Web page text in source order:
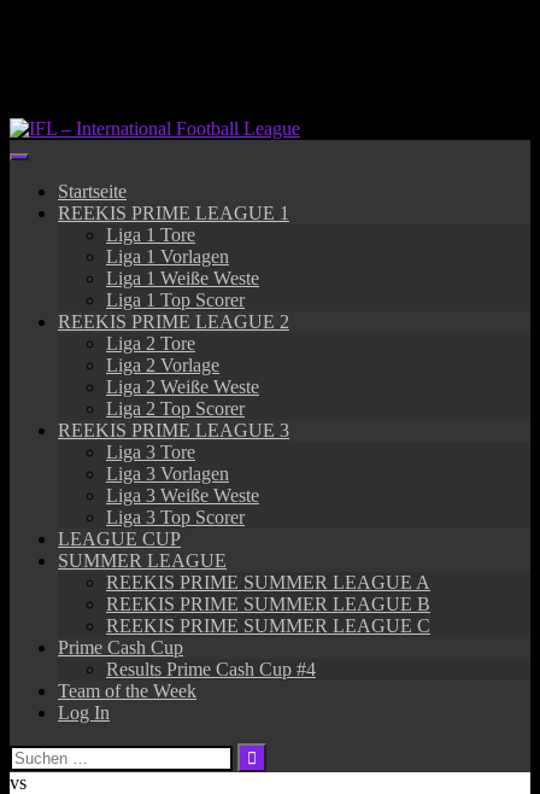
Startseite
REEKIS PRIME LEAGUE 1
Liga 1 Tore
Liga 1 Vorlagen
Liga 1 Weiße Weste
Liga 1 Top Scorer
REEKIS PRIME LEAGUE 2
Liga 2 Tore
Liga 2 Vorlage
Liga 2 Weiße Weste
Liga 2 Top Scorer
REEKIS PRIME LEAGUE 3
Liga 3 Tore
Liga 3 Vorlagen
Liga 3 Weiße Weste
Liga 3 Top Scorer
LEAGUE CUP
SUMMER LEAGUE
REEKIS PRIME SUMMER LEAGUE A
REEKIS PRIME SUMMER LEAGUE B
REEKIS PRIME SUMMER LEAGUE C
Prime Cash Cup
Results Prime Cash Cup #4
Team of the Week
Log In
Suchen
nach:
vs